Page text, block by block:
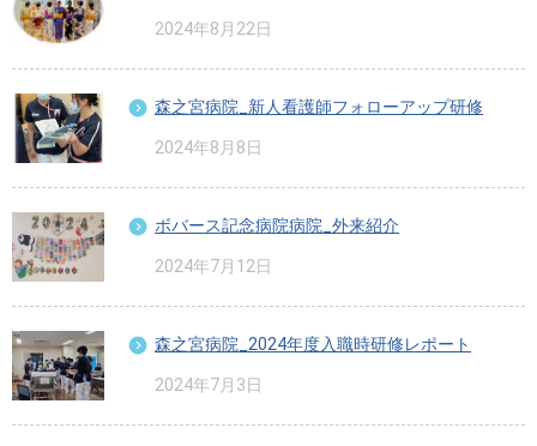
2024年8月22日
森之宮病院_新人看護師フォローアップ研修
2024年8月8日
ボバース記念病院病院_外来紹介
2024年7月12日
森之宮病院_2024年度入職時研修レポート
2024年7月3日